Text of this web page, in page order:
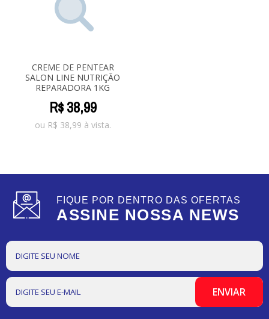
CREME DE PENTEAR
SALON LINE NUTRIÇÃO
REPARADORA 1KG
R$38,99
ou R$ 38,99 à vista.
FIQUE POR DENTRO DAS OFERTAS
ASSINE NOSSA NEWS